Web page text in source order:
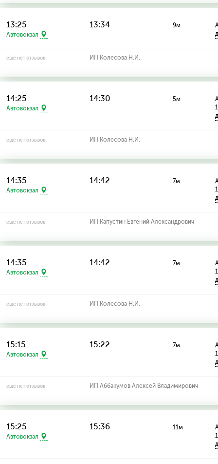
13:25
Автовокзал
13:34 9м
ещё нет отзывов ИП Колесова Н.И.
14:25
Автовокзал
14:30 5м
ещё нет отзывов ИП Колесова Н.И.
14:35
Автовокзал
14:42 7м
ещё нет отзывов ИП Капустин Евгений Александрович
14:35
Автовокзал
14:42 7м
ещё нет отзывов ИП Колесова Н.И.
15:15
Автовокзал
15:22 7м
ещё нет отзывов ИП Аббакумов Алексей Владимирович
15:25
Автовокзал
15:36 11м